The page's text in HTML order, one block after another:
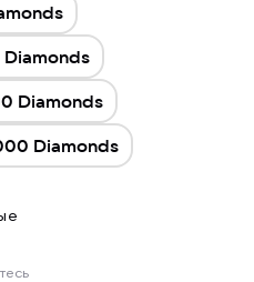
Diamonds
Diamonds